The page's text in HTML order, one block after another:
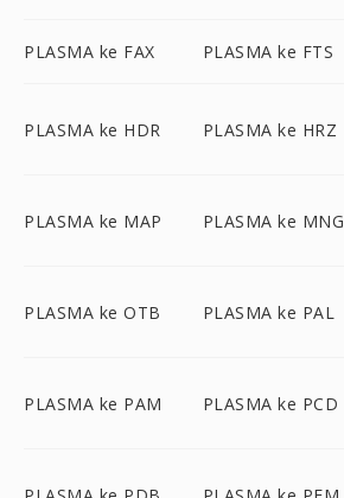
PLASMA ke FAX PLASMA ke FTS
PLASMA ke HDR PLASMA ke HRZ
PLASMA ke MAP PLASMA ke MNG
PLASMA ke OTB PLASMA ke PAL
PLASMA ke PAM PLASMA ke PCD